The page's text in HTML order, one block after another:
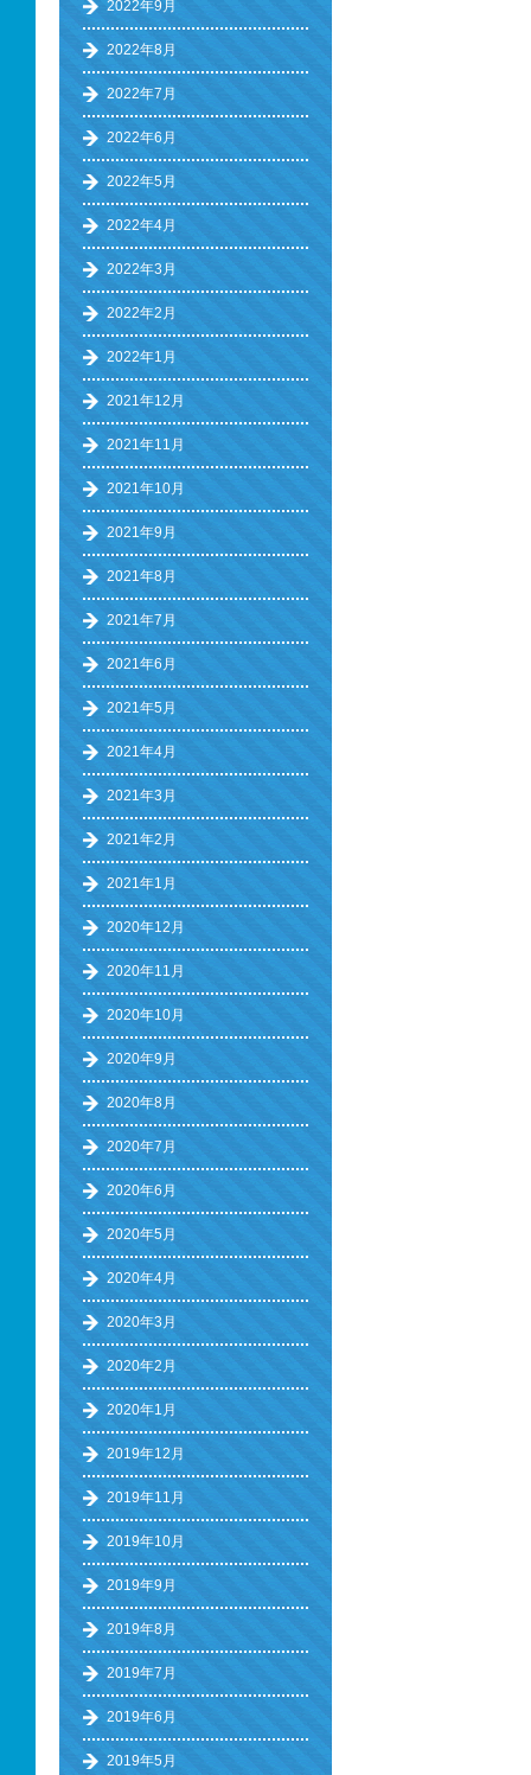
2022年9月
2022年8月
2022年7月
2022年6月
2022年5月
2022年4月
2022年3月
2022年2月
2022年1月
2021年12月
2021年11月
2021年10月
2021年9月
2021年8月
2021年7月
2021年6月
2021年5月
2021年4月
2021年3月
2021年2月
2021年1月
2020年12月
2020年11月
2020年10月
2020年9月
2020年8月
2020年7月
2020年6月
2020年5月
2020年4月
2020年3月
2020年2月
2020年1月
2019年12月
2019年11月
2019年10月
2019年9月
2019年8月
2019年7月
2019年6月
2019年5月